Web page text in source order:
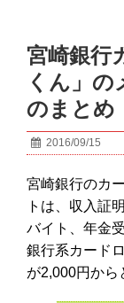
宮崎銀行
くん」の
のまとめ
2016/09/15
宮崎銀行のカ
トは、収入証
バイト、年金
銀行系カード
が2,000円から